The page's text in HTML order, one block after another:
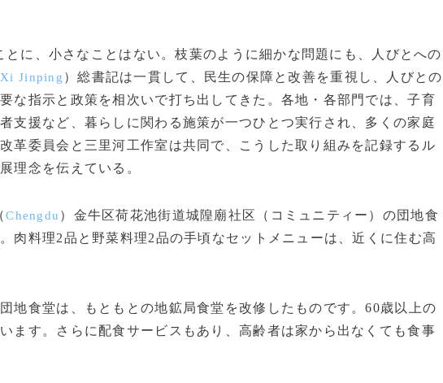
とに、小さなことはない。枝葉のように細かな問題にも、人びとへの
Xi Jinping ）総書記は一貫して、民生の保障と改善を重視し、人びとの
な指示と政策を相次いで打ち出してきた。各地・各部門では、子育
支援など、暮らしに関わる施策が一つひとつ実行され、多くの家庭
革委員会と三里河工作室は共同で、こうした取り組みを記録するル
理念を伝えている。
Chengdu ）金牛区荷花池街道城隍廟社区（コミュニティー）の団地食
肉料理2品と野菜料理2品の手頃なセットメニューは、近くに住む高
地食堂は、もともとの地鉱局食堂を改修したものです。60歳以上の
ます。さらに配食サービスもあり、高齢者は家から出なくても食事